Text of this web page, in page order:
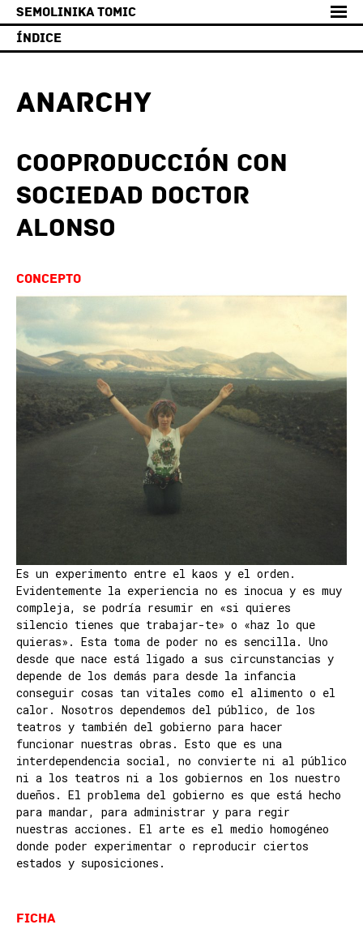
Semolinika Tomic
Anarchy
Cooproducción con
Sociedad Doctor
alonso
Índice
Ficha
Sociedad Doctor Alonso
Gira
Galería
Concepto
Es un experimento entre el kaos y el orden.
Evidentemente la experiencia no es inocua y es muy
compleja, se podría resumir en «si quieres
silencio tienes que trabajar-te» o «haz lo que
quieras». Esta toma de poder no es sencilla. Uno
desde que nace está ligado a sus circunstancias y
depende de los demás para desde la infancia
conseguir cosas tan vitales como el alimento o el
calor. Nosotros dependemos del público, de los
teatros y también del gobierno para hacer
funcionar nuestras obras. Esto que es una
interdependencia social, no convierte ni al público
ni a los teatros ni a los gobiernos en los nuestro
dueños. El problema del gobierno es que está hecho
para mandar, para administrar y para regir
nuestras acciones. El arte es el medio homogéneo
donde poder experimentar o reproducir ciertos
estados y suposiciones.
Ficha